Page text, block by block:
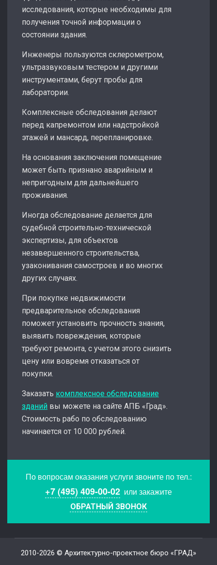
исследования, которые необходимы для
получения точной информации о
состоянии здания.
Инженеры пользуются склерометром,
ультразвуковым тестером и другими
инструментами, берут пробы для
лаборатории.
Комплексные обследования делают
перед капремонтом или надстройкой
этажей и мансард, перепланировке.
На основания заключения помещение
может быть признано аварийным и
непригодным для дальнейшего
проживания.
Иногда обследование делается для
судебной строительно-технической
экспертизы, для объектов
незавершенного строительства,
узаконивания самостроев и во многих
других случаях.
При покупке недвижимости
предварительное обследования
поможет установить прочность знания,
выявить повреждения, которые
требуют ремонта, с учетом этого снизить
цену или вовремя отказаться от
покупки.
Заказать комплексное обследование
зданий вы можете на сайте АПБ «Град».
Стоимость рабо по обследованию
начинается от 10 000 рублей.
По вопросам оказания услуги звоните по тел.:
+7 (495) 409-00-02 или закажите
ОБРАТНЫЙ ЗВОНОК
2010-2026 © Архитектурно-проектное бюро «ГРАД»